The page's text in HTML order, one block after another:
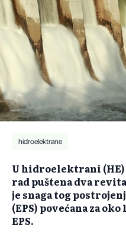
hidroelektrane
U hidroelektrani
rad puštena dva
je snaga tog
(EPS) povećana za
EPS.